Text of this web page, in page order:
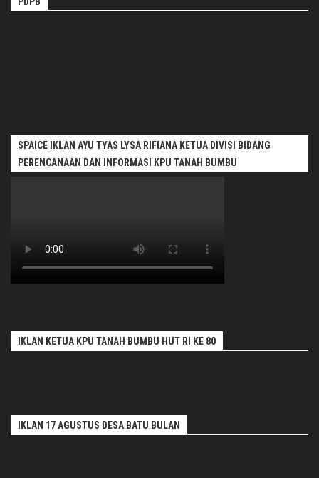
SPAICE IKLAN AYU TYAS LYSA RIFIANA KETUA DIVISI BIDANG
PERENCANAAN DAN INFORMASI KPU TANAH BUMBU
IKLAN KETUA KPU TANAH BUMBU HUT RI KE 80
IKLAN 17 AGUSTUS DESA BATU BULAN